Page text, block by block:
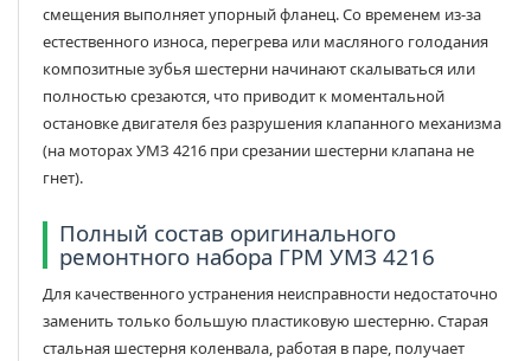
смещения выполняет упорный фланец. Со временем из-за
естественного износа, перегрева или масляного голодания
композитные зубья шестерни начинают скалываться или
полностью срезаются, что приводит к моментальной
остановке двигателя без разрушения клапанного механизма
(на моторах УМЗ 4216 при срезании шестерни клапана не
гнет).
Полный состав оригинального
ремонтного набора ГРМ УМЗ 4216
Для качественного устранения неисправности недостаточно
заменить только большую пластиковую шестерню. Старая
стальная шестерня коленвала, работая в паре, получает